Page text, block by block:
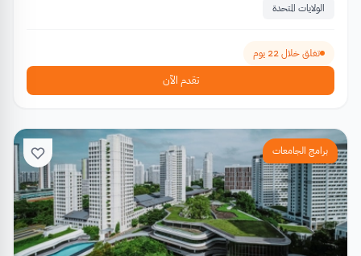
الولايات المتحدة
تغلق خلال 22 يوم
تقدم الآن
برامج الجامعات